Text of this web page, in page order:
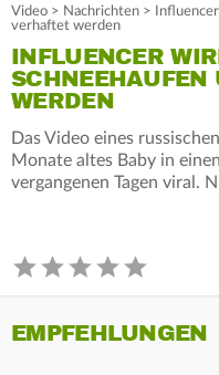
Video > Nachrichten >
verhaftet werden
INFLUENCER
SCHNEEHAUFEN
WERDEN
Das Video eines
Monate altes Baby in
vergangenen Tagen viral.
EMPFEHLUNGEN